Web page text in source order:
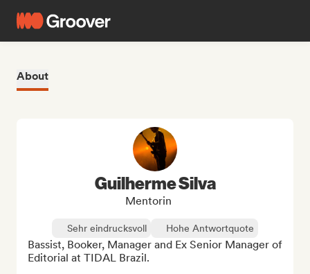
About
Guilherme Silva
Mentorin
Sehr eindrucksvoll Hohe Antwortquote
Bassist, Booker, Manager and Ex Senior Manager of
Editorial at TIDAL Brazil.